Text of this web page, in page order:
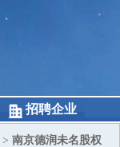
招聘企业
> 南京德润未名股权